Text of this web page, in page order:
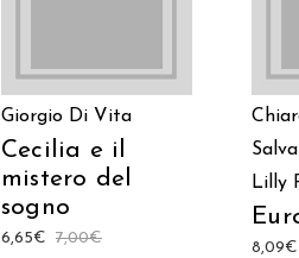
Giorgio Di Vita
Cecilia e il
mistero del
sogno
7,00€
6,65€
Lilly
8,09€